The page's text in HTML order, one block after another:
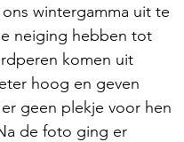
wintergamma uit te
neiging hebben tot
komen uit
hoog en geven
geen plekje voor hen
de foto ging er